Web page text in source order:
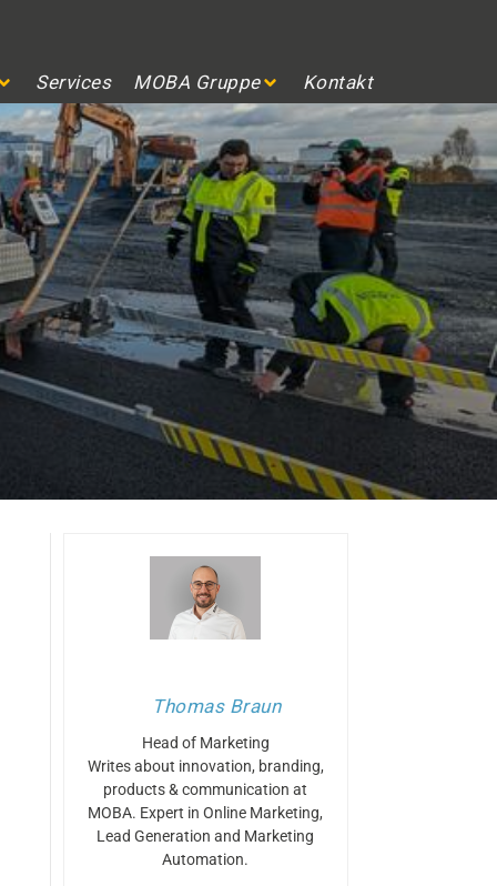
Services MOBA Gruppe Kontakt
Thomas Braun
Head of Marketing
Writes about innovation, branding,
products & communication at
MOBA. Expert in Online Marketing,
Lead Generation and Marketing
Automation.